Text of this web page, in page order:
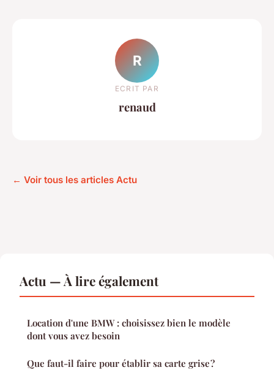
R
ECRIT PAR
renaud
← Voir tous les articles Actu
Actu — À lire également
Location d'une BMW : choisissez bien le modèle
dont vous avez besoin
Que faut-il faire pour établir sa carte grise ?